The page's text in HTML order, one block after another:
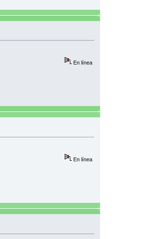
En línea
En línea